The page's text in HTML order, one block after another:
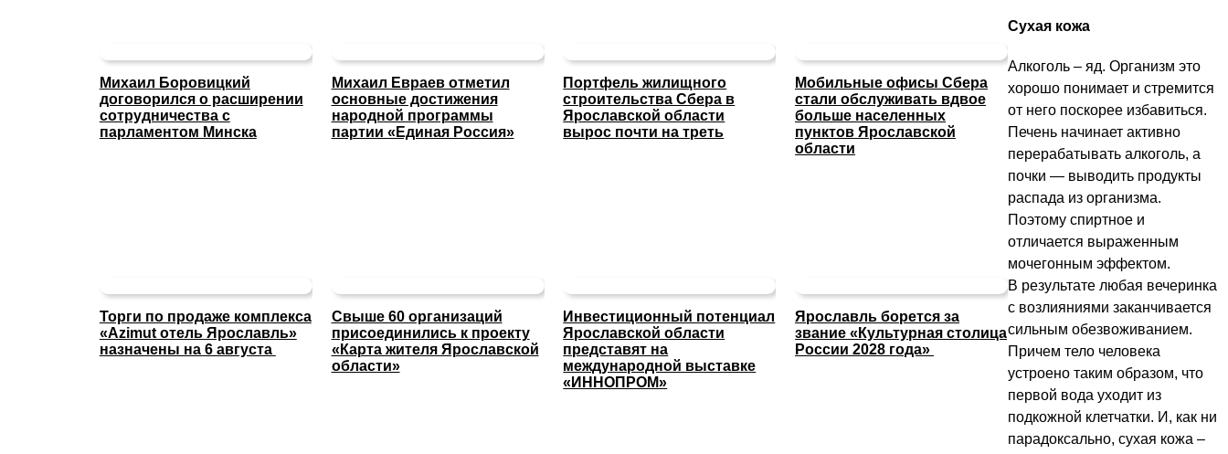
Михаил Боровицкий
договорился о расширении
сотрудничества с
парламентом Минска
Михаил Евраев отметил
основные достижения
народной программы
партии «Единая Россия»
Портфель жилищного
строительства Сбера в
Ярославской области
вырос почти на треть
Мобильные офисы Сбера
стали обслуживать вдвое
больше населенных
пунктов Ярославской
области
Торги по продаже комплекса
«Azimut отель Ярославль»
назначены на 6 августа
Свыше 60 организаций
присоединились к проекту
«Карта жителя Ярославской
области»
Инвестиционный потенциал
Ярославской области
представят на
международной выставке
«ИННОПРОМ»
Ярославль борется за
звание «Культурная столица
России 2028 года»
Сухая кожа
Алкоголь – яд. Организм это
хорошо понимает и стремится
от него поскорее избавиться.
Печень начинает активно
перерабатывать алкоголь, а
почки — выводить продукты
распада из организма.
Поэтому спиртное и
отличается выраженным
мочегонным эффектом.
В результате любая вечеринка
с возлияниями заканчивается
сильным обезвоживанием.
Причем тело человека
устроено таким образом, что
первой вода уходит из
подкожной клетчатки. И, как ни
парадоксально, сухая кожа –